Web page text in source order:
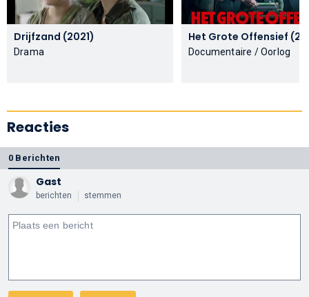
Drijfzand (2021)
Drama
Het Grote
Documentaire / Oorlog
Reacties
0 Berichten
Gast
berichten stemmen